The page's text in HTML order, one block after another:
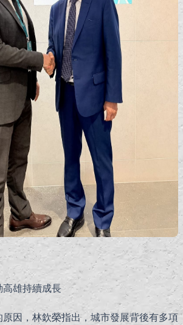
雄持續成長
因，林欽榮指出，城市發展背後有多項